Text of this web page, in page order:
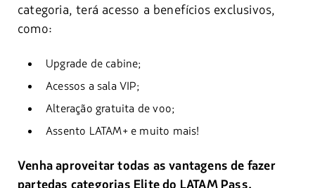
categoria, terá acesso a benefícios exclusivos,
como:
Upgrade de cabine;
Acessos a sala VIP;
Alteração gratuita de voo;
Assento LATAM+ e muito mais!
Venha aproveitar todas as vantagens de fazer
partedas categorias Elite do LATAM Pass.